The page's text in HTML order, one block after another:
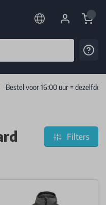
Cart
Bestel voor 16:00 uur = dezelfde
Filters